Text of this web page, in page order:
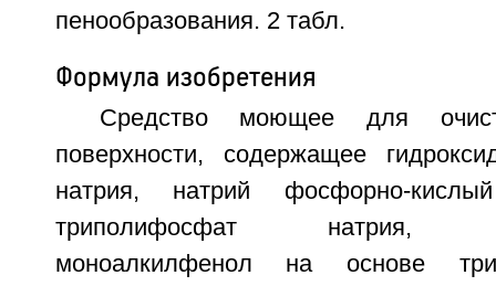
пенообразования. 2 табл.
Формула изобретения
Средство моющее для
поверхности, содержащее
натрия, натрий фосфорно-
триполифосфат натрия,
моноалкилфенол на основе